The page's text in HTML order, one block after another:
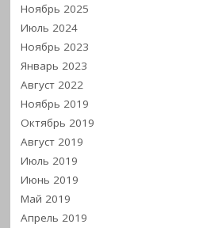
Ноябрь 2025
Июль 2024
Ноябрь 2023
Январь 2023
Август 2022
Ноябрь 2019
Октябрь 2019
Август 2019
Июль 2019
Июнь 2019
Май 2019
Апрель 2019